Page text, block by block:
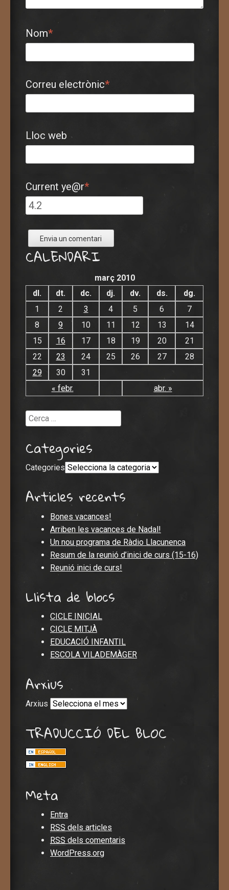
Nom*
Correu electrònic*
Lloc web
Current ye@r*
CALENDARI
març 2010
dl.
dt. dc. dj. dv. ds. dg.
« febr. abr. »
1 2 3 4 5 6
7
8
9 10 11 12 13
14
15
16 17 18 19 20
21
22
23 24 25 26 27
28
29
30 31
Cerca
Categories
Categories
Articles recents
Bones vacances!
Arriben les vacances de Nadal!
Un nou programa de Ràdio Llacunenca
Resum de la reunió d’inici de curs (15-16)
Reunió inici de curs!
Llista de blocs
CICLE INICIAL
CICLE MITJÀ
EDUCACIÓ INFANTIL
ESCOLA VILADEMÀGER
Arxius
Arxius
TRADUCCIÓ DEL BLOC
Meta
Entra
RSS dels articles
RSS dels comentaris
WordPress.org